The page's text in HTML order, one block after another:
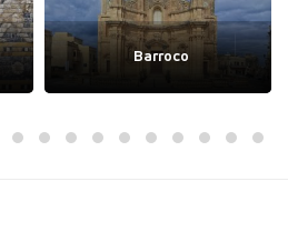
Barroco